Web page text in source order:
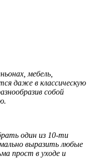
мебель,
даже в классическую
собой
один из 10-ти
выразить любые
прост в уходе и